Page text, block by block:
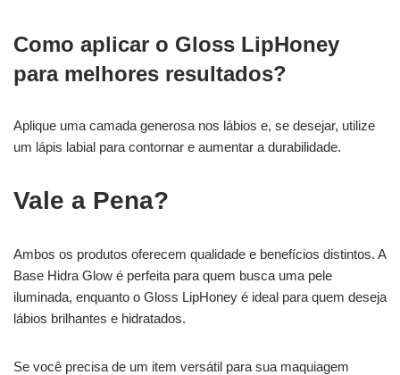
Como aplicar o Gloss LipHoney
para melhores resultados?
Aplique uma camada generosa nos lábios e, se desejar, utilize
um lápis labial para contornar e aumentar a durabilidade.
Vale a Pena?
Ambos os produtos oferecem qualidade e benefícios distintos. A
Base Hidra Glow é perfeita para quem busca uma pele
iluminada, enquanto o Gloss LipHoney é ideal para quem deseja
lábios brilhantes e hidratados.
Se você precisa de um item versátil para sua maquiagem